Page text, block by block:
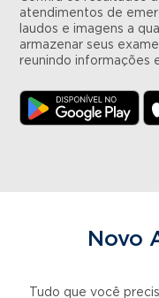
atendimentos de
laudos e imagens a
armazenar seus
reunindo informações
Novo
Tudo que você